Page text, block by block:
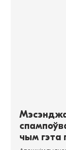
чым гэта